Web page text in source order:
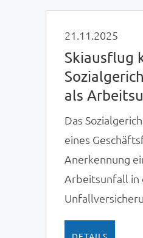
21.11.2025
Skiausflug
als
Das
eines
Anerkennung
Arbeitsunfall in
203/23). Der